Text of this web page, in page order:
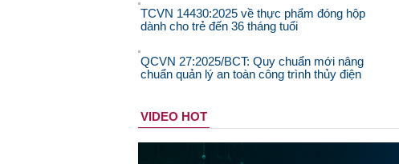
TCVN 14430:2025 về thực phẩm đóng hộp
dành cho trẻ đến 36 tháng tuổi
QCVN 27:2025/BCT: Quy chuẩn mới nâng
chuẩn quản lý an toàn công trình thủy điện
VIDEO HOT